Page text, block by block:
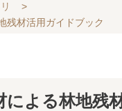
>
残材活用ガイドブック
による林地残